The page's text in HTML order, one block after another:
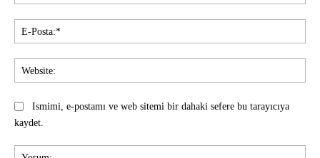
Ismimi, e-postamı ve web sitemi bir dahaki sefere bu tarayıcıya
kaydet.